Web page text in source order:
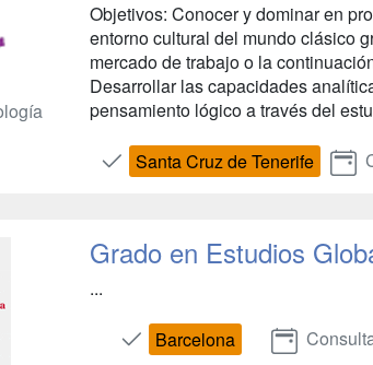
Objetivos: Conocer y dominar en
entorno cultural del mundo clásico
mercado de trabajo o la
Desarrollar las capacidades
pensamiento lógico a través del
Santa Cruz de Tenerife
Grado en Estudios
...
Barcelona